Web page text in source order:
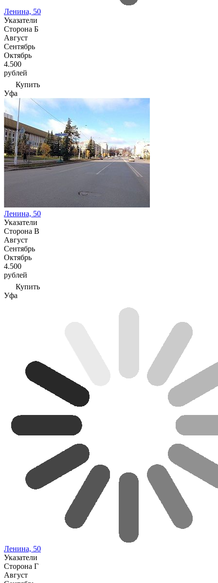
Ленина, 50
Указатели
Сторона Б
Август
Сентябрь
Октябрь
4.500
рублей
Купить
Уфа
Ленина, 50
Указатели
Сторона В
Август
Сентябрь
Октябрь
4.500
рублей
Купить
Уфа
Ленина, 50
Указатели
Сторона Г
Август